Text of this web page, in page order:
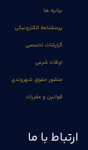
بیانیه ها
پرسشنامه الکترونیکی
گزارشات تخصصی
اوقات شرعی
منشور حقوق شهروندی
قوانین و مقررات
ارتباط با ما